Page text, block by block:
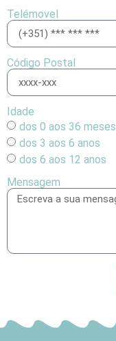
Telémovel
Código Postal
Idade
dos 0 aos 36 meses
dos 3 aos 6 anos
dos 6 aos 12 anos
Mensagem